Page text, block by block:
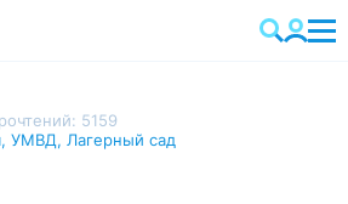
5159
, УМВД, Лагерный сад